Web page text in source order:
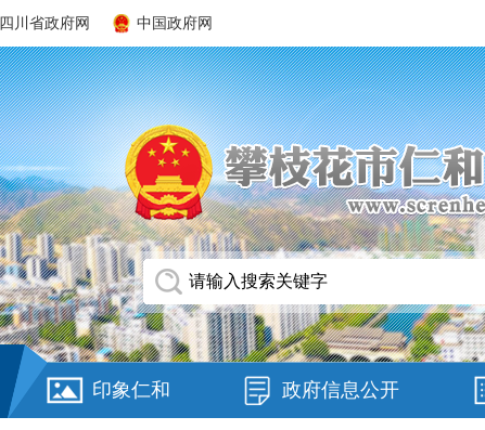
四川省政府网 中国政府网
印象仁和 政府信息公开